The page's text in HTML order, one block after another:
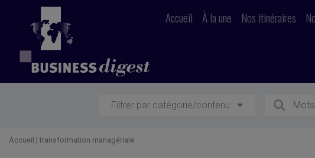
Accueil À la une Nos itinéraires
Filtrer par catégorie/contenu
Accueil | transformation managériale